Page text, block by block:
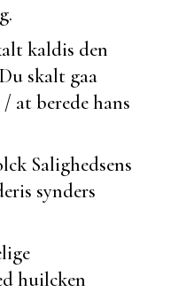
kaldis den
skalt gaa
/ atberede hans
Salighedsens
synders
huilcken